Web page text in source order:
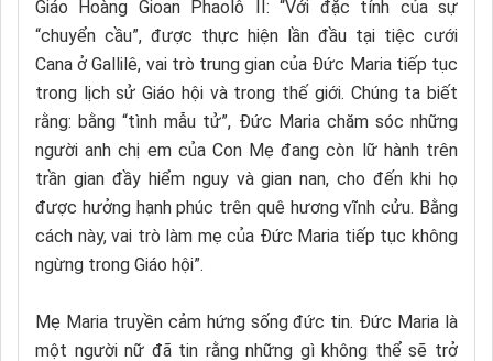
Giáo Hoàng Gioan Phaolô II: “Với đặc tính của sự
“chuyển cầu”, được thực hiện lần đầu tại tiệc cưới
Cana ở Gallilê, vai trò trung gian của Đức Maria tiếp tục
trong lịch sử Giáo hội và trong thế giới. Chúng ta biết
rằng: bằng “tình mẫu tử”, Đức Maria chăm sóc những
người anh chị em của Con Mẹ đang còn lữ hành trên
trần gian đầy hiểm nguy và gian nan, cho đến khi họ
được hưởng hạnh phúc trên quê hương vĩnh cửu. Bằng
cách này, vai trò làm mẹ của Đức Maria tiếp tục không
ngừng trong Giáo hội”.
Mẹ Maria truyền cảm hứng sống đức tin. Đức Maria là
một người nữ đã tin rằng những gì không thể sẽ trở